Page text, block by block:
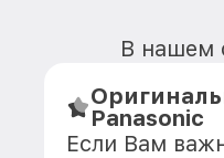
В нашем
Panasonic
Если Вам